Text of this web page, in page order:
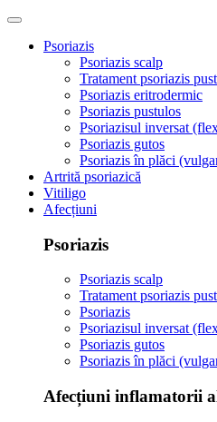
Psoriazis
Psoriazis scalp
Tratament psoriazis
Psoriazis eritrodermic
Psoriazis pustulos
Psoriazisul inversat
Psoriazis gutos
Psoriazis în plăci
Artrită psoriazică
Vitiligo
Afecțiuni
Psoriazis
Psoriazis scalp
Tratament psoriazis
Psoriazis
Psoriazisul inversat
Psoriazis gutos
Psoriazis în plăci
Afecțiuni inflamatorii